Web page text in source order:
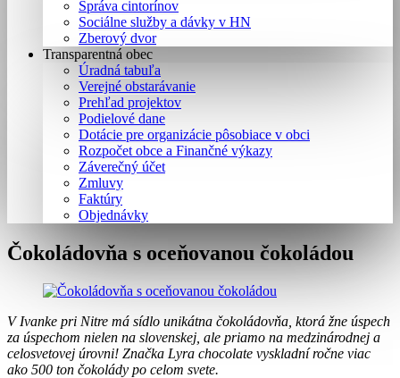
Správa cintorínov
Sociálne služby a dávky v HN
Zberový dvor
Transparentná obec
Úradná tabuľa
Verejné obstarávanie
Prehľad projektov
Podielové dane
Dotácie pre organizácie pôsobiace v obci
Rozpočet obce a Finančné výkazy
Záverečný účet
Zmluvy
Faktúry
Objednávky
Čokoládovňa s oceňovanou čokoládou
V Ivanke pri Nitre má sídlo unikátna čokoládovňa, ktorá žne úspech
za úspechom nielen na slovenskej, ale priamo na medzinárodnej a
celosvetovej úrovni! Značka Lyra chocolate vyskladní ročne viac
ako 500 ton čokolády po celom svete.